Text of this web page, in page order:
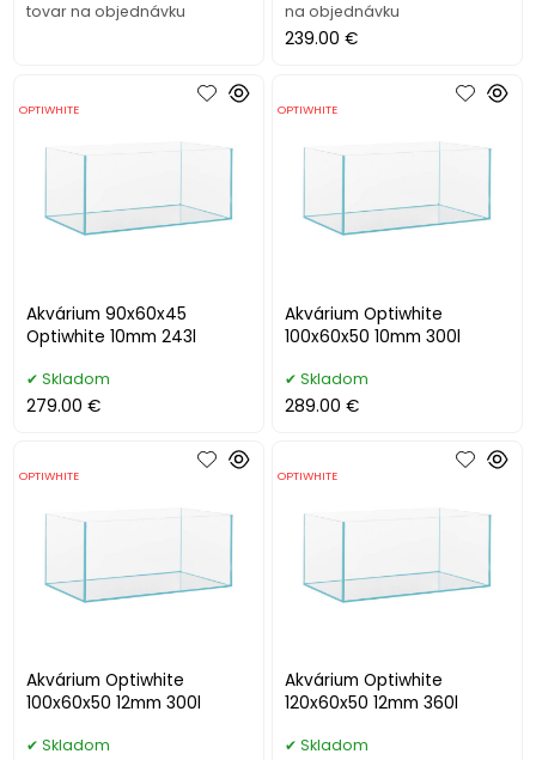
tovar na objednávku na objednávku
239.00 €
Akvárium 90x60x45
Optiwhite 10mm 243l
OPTIWHITE
Skladom
279.00 €
Akvárium Optiwhite
100x60x50 10mm 300l
OPTIWHITE
Skladom
289.00 €
Akvárium Optiwhite
100x60x50 12mm 300l
OPTIWHITE
Skladom
Akvárium Optiwhite
120x60x50 12mm 360l
OPTIWHITE
Skladom